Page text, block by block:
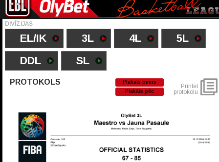
DIVĪZIJAS
EL/IK 3L 4L
5L
DDL
SL
PROTOKOLS
Plakāts pimrs
Plakāts pēc
Printēt
protokolu